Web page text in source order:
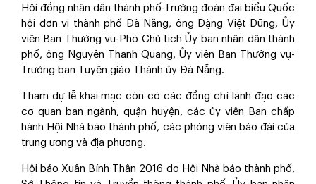
Hội đồng nhân dân thành phố-Trưởng đoàn đại biểu Quốc
hội đơn vị thành phố Đà Nẵng, ông Đặng Việt Dũng, Ủy
viên Ban Thường vụ-Phó Chủ tịch Ủy ban nhân dân thành
phố, ông Nguyễn Thanh Quang, Ủy viên Ban Thường vụ-
Trưởng ban Tuyên giáo Thành ủy Đà Nẵng.
Tham dự lễ khai mạc còn có các đồng chí lãnh đạo các
cơ quan ban ngành, quận huyện, các ủy viên Ban chấp
hành Hội Nhà báo thành phố, các phóng viên báo đài của
trung ương và địa phương.
Hội báo Xuân Bính Thân 2016 do Hội Nhà báo thành phố,